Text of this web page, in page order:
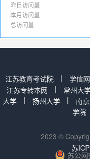
昨日访问量
本月访问量
总访问量
江苏教育考试院 | 学信网
江苏专转本网
| 常州大
大学
| 扬州大学 | 南
学院
2023 ©
苏
苏公